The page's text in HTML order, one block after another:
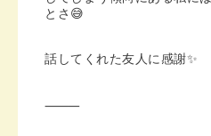
とさ😅
話してくれた友人に感謝✨
⸻